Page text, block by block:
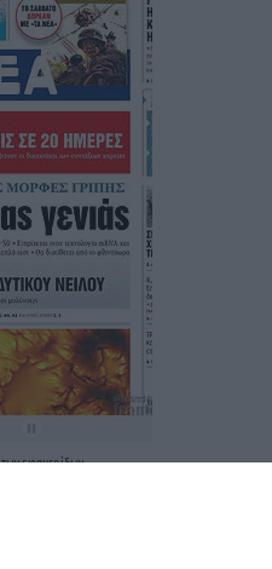
τωνεφημερίδων